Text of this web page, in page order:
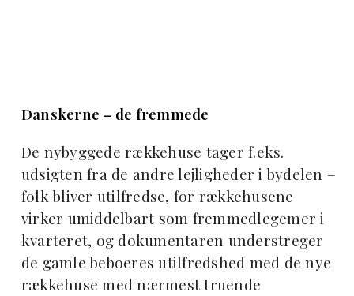
Danskerne – de fremmede
De nybyggede rækkehuse tager f.eks.
udsigten fra de andre lejligheder i bydelen –
folk bliver utilfredse, for rækkehusene
virker umiddelbart som fremmedlegemer i
kvarteret, og dokumentaren understreger
de gamle beboeres utilfredshed med de nye
rækkehuse med nærmest truende